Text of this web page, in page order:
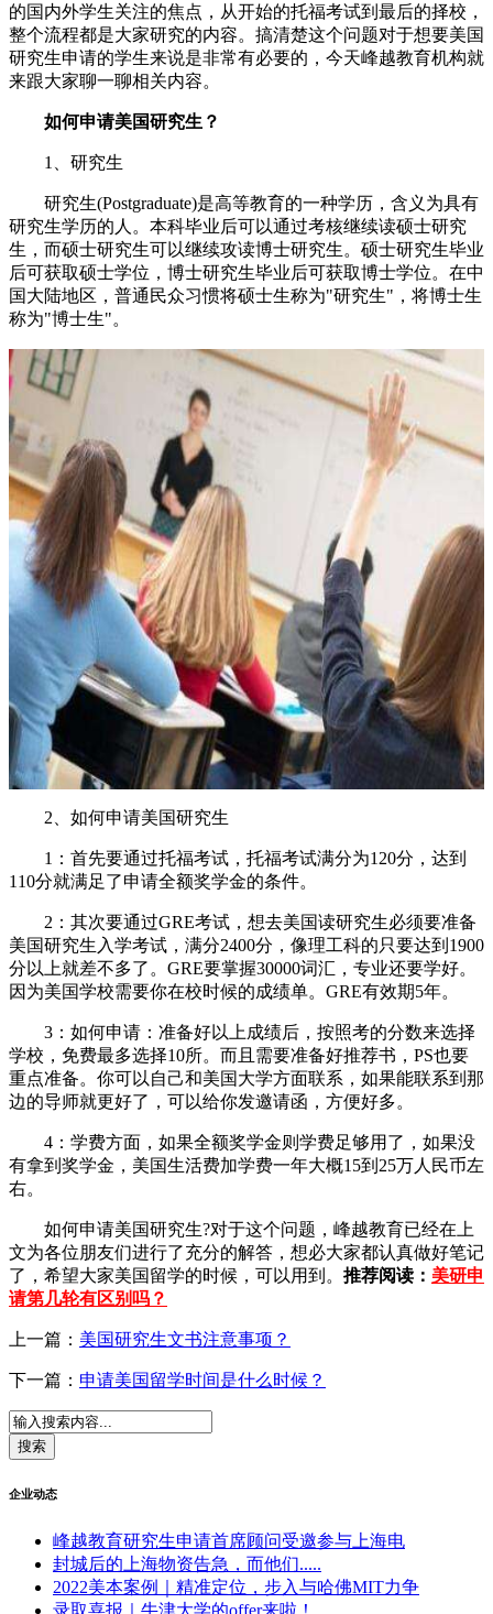
的国内外学生关注的焦点，从开始的托福考试到最后的择校，
整个流程都是大家研究的内容。搞清楚这个问题对于想要美国
研究生申请的学生来说是非常有必要的，今天峰越教育机构就
来跟大家聊一聊相关内容。
如何申请美国研究生？
1、研究生
研究生(Postgraduate)是高等教育的一种学历，含义为具有
研究生学历的人。本科毕业后可以通过考核继续读硕士研究
生，而硕士研究生可以继续攻读博士研究生。硕士研究生毕业
后可获取硕士学位，博士研究生毕业后可获取博士学位。在中
国大陆地区，普通民众习惯将硕士生称为"研究生"，将博士生
称为"博士生"。
2、如何申请美国研究生
1：首先要通过托福考试，托福考试满分为120分，达到
110分就满足了申请全额奖学金的条件。
2：其次要通过GRE考试，想去美国读研究生必须要准备
美国研究生入学考试，满分2400分，像理工科的只要达到1900
分以上就差不多了。GRE要掌握30000词汇，专业还要学好。
因为美国学校需要你在校时候的成绩单。GRE有效期5年。
3：如何申请：准备好以上成绩后，按照考的分数来选择
学校，免费最多选择10所。而且需要准备好推荐书，PS也要
重点准备。你可以自己和美国大学方面联系，如果能联系到那
边的导师就更好了，可以给你发邀请函，方便好多。
4：学费方面，如果全额奖学金则学费足够用了，如果没
有拿到奖学金，美国生活费加学费一年大概15到25万人民币左
右。
如何申请美国研究生?对于这个问题，峰越教育已经在上
文为各位朋友们进行了充分的解答，想必大家都认真做好笔记
了，希望大家美国留学的时候，可以用到。 推荐阅读： 美研申
请第几轮有区别吗？
上一篇： 美国研究生文书注意事项？
下一篇： 申请美国留学时间是什么时候？
企业动态
峰越教育研究生申请首席顾问受邀参与上海电
封城后的上海物资告急，而他们.....
2022美本案例｜精准定位，步入与哈佛MIT力争